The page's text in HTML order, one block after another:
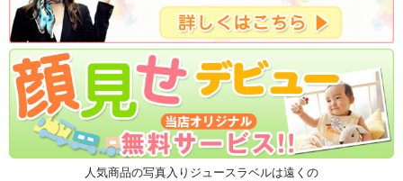
人気商品の写真入りジュースラベルは遠くの